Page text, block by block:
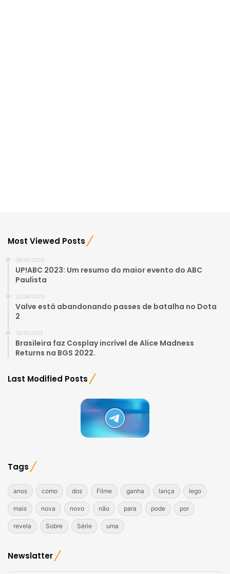
Most Viewed Posts
08/05/2023
UP!ABC 2023: Um resumo do maior evento do ABC
Paulista
22/06/2023
Valve está abandonando passes de batalha no Dota
2
12/10/2022
Brasileira faz Cosplay incrível de Alice Madness
Returns na BGS 2022.
Last Modified Posts
Tags
anos como dos Filme ganha lança lego
mais nova novo não para pode por
revela Sobre Série uma
Newslatter